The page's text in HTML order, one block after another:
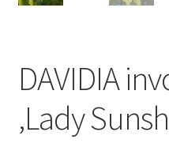
DAVIDIA
‚Lady